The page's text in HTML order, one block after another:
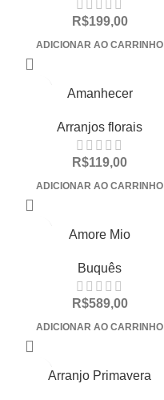
R$199,00
ADICIONAR AO CARRINHO
Amanhecer
Arranjos florais
R$119,00
ADICIONAR AO CARRINHO
Amore Mio
Buquês
R$589,00
ADICIONAR AO CARRINHO
Arranjo Primavera